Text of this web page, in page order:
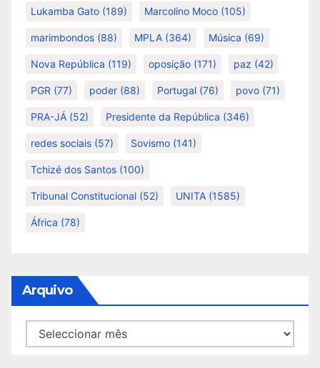
Lukamba Gato (189) Marcolino Moco (105)
marimbondos (88) MPLA (364) Música (69)
Nova República (119) oposição (171) paz (42)
PGR (77) poder (88) Portugal (76) povo (71)
PRA-JÁ (52) Presidente da República (346)
redes sociais (57) Sovismo (141)
Tchizé dos Santos (100)
Tribunal Constitucional (52) UNITA (1585)
África (78)
Arquivo
Arquivo